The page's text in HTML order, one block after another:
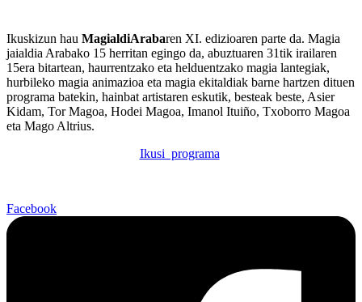
Ikuskizun hau MagialdiArabaren XI. edizioaren parte da. Magia
jaialdia Arabako 15 herritan egingo da, abuztuaren 31tik irailaren
15era bitartean, haurrentzako eta helduentzako magia lantegiak,
hurbileko magia animazioa eta magia ekitaldiak barne hartzen dituen
programa batekin, hainbat artistaren eskutik, besteak beste, Asier
Kidam, Tor Magoa, Hodei Magoa, Imanol Ituiño, Txoborro Magoa
eta Mago Altrius.
Ikusi programa
Facebook